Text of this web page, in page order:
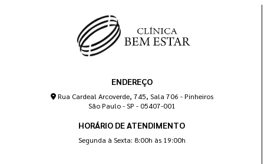
ENDEREÇO
Rua Cardeal Arcoverde, 745, Sala 706 - Pinheiros
São Paulo - SP - 05407-001
HORÁRIO DE ATENDIMENTO
Segunda à Sexta: 8:00h às 19:00h